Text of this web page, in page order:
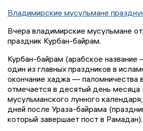
Владимирские мусульмане
Вчера владимирские мусульмане
праздник Курбан-байрам.
Курбан-байрам (арабское
один из главных праздников в
окончание хаджа — паломничества
отмечается в десятый день
мусульманского лунного
дней после Ураза-байрама
который завершает пост в Рамадан).